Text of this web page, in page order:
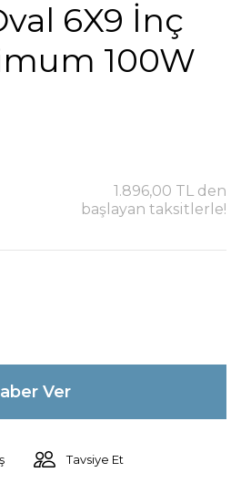
6X9 İnç
100W
1.896,00 TL den
başlayan taksitlerle!
Ver
Tavsiye Et